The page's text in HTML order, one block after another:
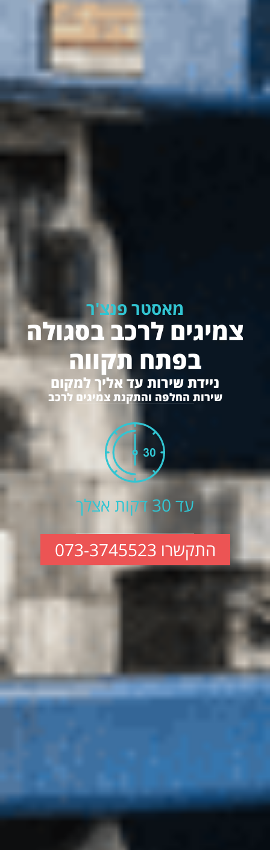
מאסטר פנצ'ר
צמיגים לרכב בסגולה
בפתח תקווה
ניידת שירות עד אליך למקום
שירות החלפה והתקנת צמיגים לרכב
עד 30 דקות אצלך
התקשרו 073-3745523